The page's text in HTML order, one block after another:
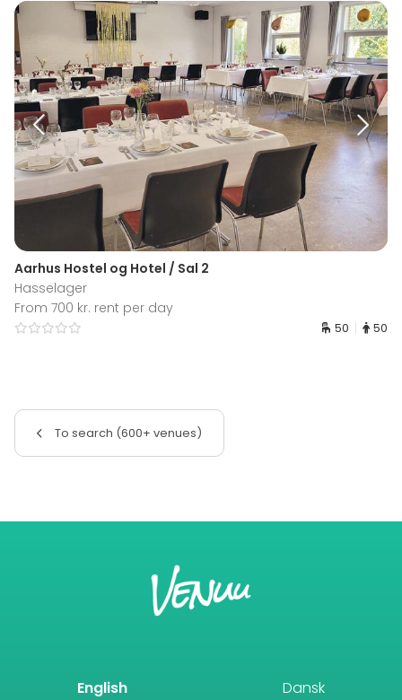
Aarhus Hostel og Hotel / Sal 2
Hasselager
From 700 kr. rent per day
50 50
To search (600+ venues)
English Dansk